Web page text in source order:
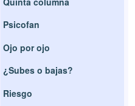
Psicofan
Ojo por ojo
¿Subes o bajas?
Riesgo